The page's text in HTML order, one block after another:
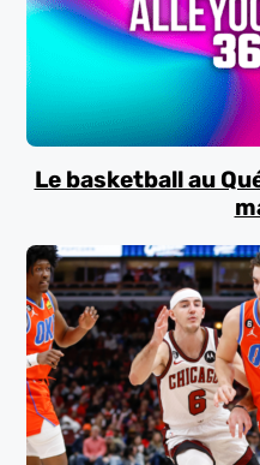
Le basketball au